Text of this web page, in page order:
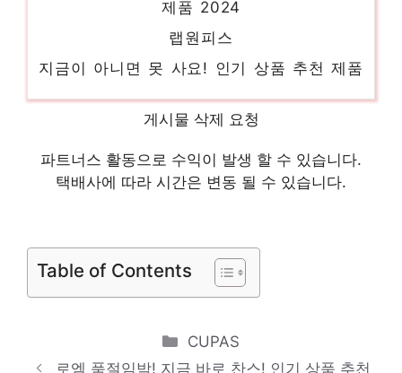
랩원피스
지금이 아니면 못 사요! 인기 상품 추천 제품
2024
유라타임
품 2024
품 2024
나시
게시물 삭제 요청
파트너스 활동으로 수익이 발생 할 수 있습니다.
택배사에 따라 시간은 변동 될 수 있습니다.
Table of Contents
Categories
CUPAS
로엠 품절임박! 지금 바로 찬스! 인기 상품 추천